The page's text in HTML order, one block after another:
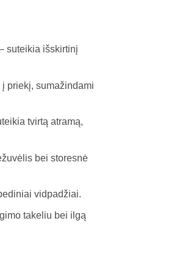
suteikia išskirtinį
priekį, sumažindami
tvirtą atramą,
bei storesnė
vidpadžiai.
takeliu bei ilgą